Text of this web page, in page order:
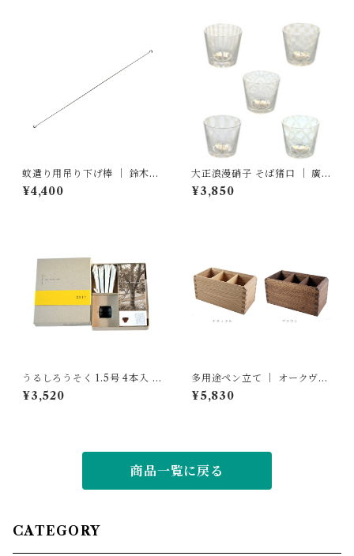
蚊遣り用吊り下げ棒 ｜ 鈴木盛
久工房
¥4,400
大正浪漫硝子 そば猪口 ｜ 廣田
硝子
¥3,850
うるしろうそく 1.5号 4本入 /
燭台セット ｜ 高澤ろうそく店
¥3,520
多用途ペン立て ｜ オークヴィ
レッジ
¥5,830
商品一覧に戻る
CATEGORY